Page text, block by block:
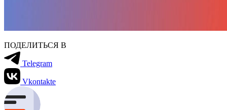
ПОДЕЛИТЬСЯ В
Telegram
Vkontakte